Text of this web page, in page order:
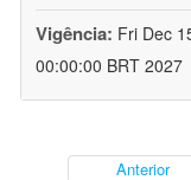
Vigência: Fri Dec
00:00:00 BRT 2027
Anterior